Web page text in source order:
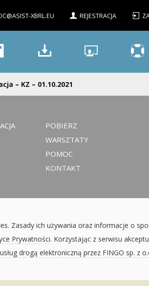
XBRL.EU REJESTRACJA
– KZ – 01.10.2021
POBIERZ
WARSZTATY
POMOC
KONTAKT
Zasady ich używania oraz informacje o
Prywatności. Korzystając z serwisu
drogą elektroniczną przez FINGO sp. z